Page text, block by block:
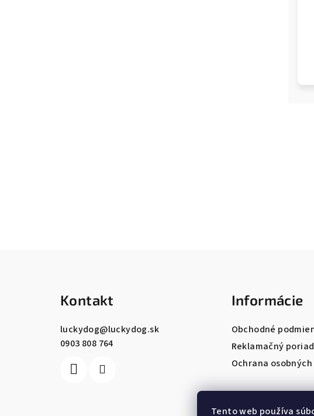
Tento web používa
Kontakt
luckydog@luckydog.sk
0903 808 764
Informácie
Obchodné
Reklamačný
Ochrana